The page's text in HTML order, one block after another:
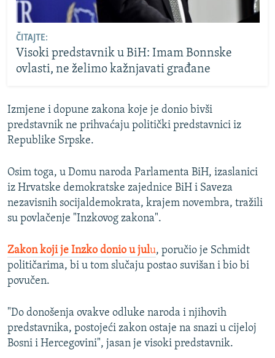
ČITAJTE:
Visoki predstavnik u BiH: Imam Bonnske
ovlasti, ne želimo kažnjavati građane
Izmjene i dopune zakona koje je donio bivši
predstavnik ne prihvaćaju politički predstavnici iz
Republike Srpske.
Osim toga, u Domu naroda Parlamenta BiH, izaslanici
iz Hrvatske demokratske zajednice BiH i Saveza
nezavisnih socijaldemokrata, krajem novembra, tražili
su povlačenje "Inzkovog zakona".
Zakon koji je Inzko donio u julu, poručio je Schmidt
političarima, bi u tom slučaju postao suvišan i bio bi
povučen.
"Do donošenja ovakve odluke naroda i njihovih
predstavnika, postojeći zakon ostaje na snazi u cijeloj
Bosni i Hercegovini", jasan je visoki predstavnik.